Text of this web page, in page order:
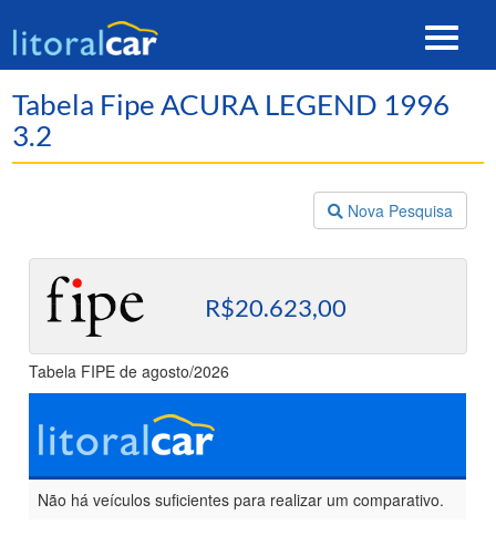
Toggle
Tabela Fipe ACURA LEGEND 1996
3.2
Nova Pesquisa
R$20.623,00
Tabela FIPE de agosto/2026
Não há veículos suficientes para realizar um comparativo.